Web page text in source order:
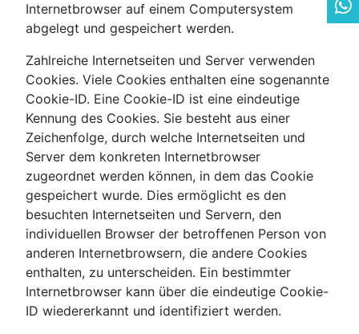
Internetbrowser auf einem Computersystem
abgelegt und gespeichert werden.
Zahlreiche Internetseiten und Server verwenden
Cookies. Viele Cookies enthalten eine sogenannte
Cookie-ID. Eine Cookie-ID ist eine eindeutige
Kennung des Cookies. Sie besteht aus einer
Zeichenfolge, durch welche Internetseiten und
Server dem konkreten Internetbrowser
zugeordnet werden können, in dem das Cookie
gespeichert wurde. Dies ermöglicht es den
besuchten Internetseiten und Servern, den
individuellen Browser der betroffenen Person von
anderen Internetbrowsern, die andere Cookies
enthalten, zu unterscheiden. Ein bestimmter
Internetbrowser kann über die eindeutige Cookie-
ID wiedererkannt und identifiziert werden.